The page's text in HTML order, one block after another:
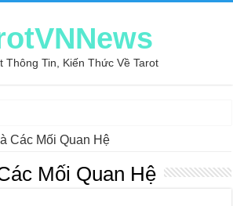
Thông Tin, Kiến Thức Về Tarot
xưởng may Dony
Dẫn Đọc Bài Tarot Bằng Tiếng Việt
Các Mối Quan Hệ
Mối Quan Hệ